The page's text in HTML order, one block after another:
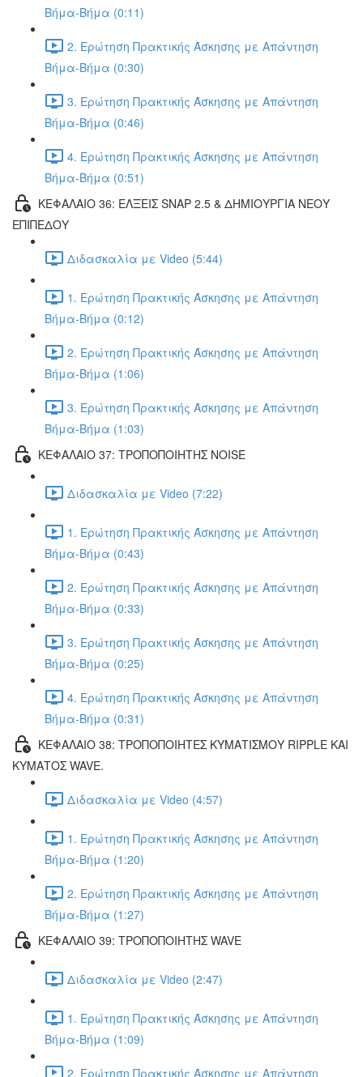
Βήμα-Βήμα (0:11)
2. Ερώτηση Πρακτικής Άσκησης με Απάντηση
Βήμα-Βήμα (0:30)
3. Ερώτηση Πρακτικής Άσκησης με Απάντηση
Βήμα-Βήμα (0:46)
4. Ερώτηση Πρακτικής Άσκησης με Απάντηση
Βήμα-Βήμα (0:51)
ΚΕΦΑΛΑΙΟ 36: ΕΛΞΕΙΣ SNAP 2.5 & ΔΗΜΙΟΥΡΓΙΑ ΝΕΟΥ
ΕΠΙΠΕΔΟΥ
Διδασκαλία με Video (5:44)
1. Ερώτηση Πρακτικής Άσκησης με Απάντηση
Βήμα-Βήμα (0:12)
2. Ερώτηση Πρακτικής Άσκησης με Απάντηση
Βήμα-Βήμα (1:06)
3. Ερώτηση Πρακτικής Άσκησης με Απάντηση
Βήμα-Βήμα (1:03)
ΚΕΦΑΛΑΙΟ 37: ΤΡΟΠΟΠΟΙΗΤΗΣ NOISE
Διδασκαλία με Video (7:22)
1. Ερώτηση Πρακτικής Άσκησης με Απάντηση
Βήμα-Βήμα (0:43)
2. Ερώτηση Πρακτικής Άσκησης με Απάντηση
Βήμα-Βήμα (0:33)
3. Ερώτηση Πρακτικής Άσκησης με Απάντηση
Βήμα-Βήμα (0:25)
4. Ερώτηση Πρακτικής Άσκησης με Απάντηση
Βήμα-Βήμα (0:31)
ΚΕΦΑΛΑΙΟ 38: ΤΡΟΠΟΠΟΙΗΤΕΣ ΚΥΜΑΤΙΣΜΟΥ RIPPLE ΚΑΙ
ΚΥΜΑΤΟΣ WAVE.
Διδασκαλία με Video (4:57)
1. Ερώτηση Πρακτικής Άσκησης με Απάντηση
Βήμα-Βήμα (1:20)
2. Ερώτηση Πρακτικής Άσκησης με Απάντηση
Βήμα-Βήμα (1:27)
ΚΕΦΑΛΑΙΟ 39: ΤΡΟΠΟΠΟΙΗΤΗΣ WAVE
Διδασκαλία με Video (2:47)
1. Ερώτηση Πρακτικής Άσκησης με Απάντηση
Βήμα-Βήμα (1:09)
2. Ερώτηση Πρακτικής Άσκησης με Απάντηση